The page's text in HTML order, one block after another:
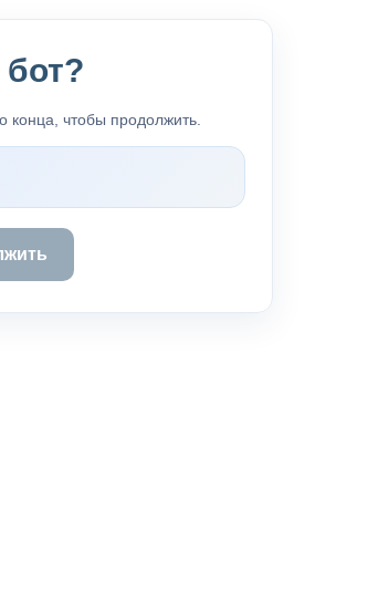
конца, чтобы продолжить.